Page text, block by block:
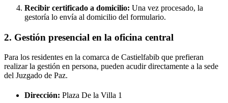
Recibir certificado a domicilio: Una vez procesado, la
gestoría lo envía al domicilio del formulario.
2. Gestión presencial en la oficina central
Para los residentes en la comarca de Castielfabib que prefieran
realizar la gestión en persona, pueden acudir directamente a la sede
del Juzgado de Paz.
Dirección: Plaza De la Villa 1